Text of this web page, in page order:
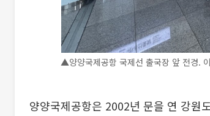
▲양양국제공항 국제선 출국장 앞 전경.
양양국제공항은 2002년 문을 연 강원